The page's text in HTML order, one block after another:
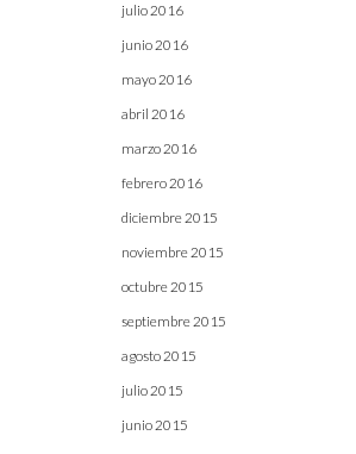
julio 2016
junio 2016
mayo 2016
abril 2016
marzo 2016
febrero 2016
diciembre 2015
noviembre 2015
octubre 2015
septiembre 2015
agosto 2015
julio 2015
junio 2015